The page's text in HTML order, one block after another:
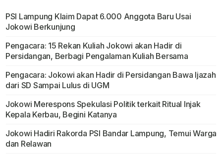
PSI Lampung Klaim Dapat 6.000 Anggota Baru Usai
Jokowi Berkunjung
Pengacara: 15 Rekan Kuliah Jokowi akan Hadir di
Persidangan, Berbagi Pengalaman Kuliah Bersama
Pengacara: Jokowi akan Hadir di Persidangan Bawa Ijazah
dari SD Sampai Lulus di UGM
Jokowi Merespons Spekulasi Politik terkait Ritual Injak
Kepala Kerbau, Begini Katanya
Jokowi Hadiri Rakorda PSI Bandar Lampung, Temui Warga
dan Relawan